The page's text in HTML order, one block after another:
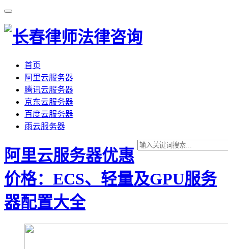
首页
阿里云服务器
腾讯云服务器
京东云服务器
百度云服务器
雨云服务器
阿里云服务器优惠
价格：ECS、轻量及GPU服务
器配置大全